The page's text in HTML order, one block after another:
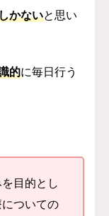
かないと思い
的に毎日行う
目的とし
ついての